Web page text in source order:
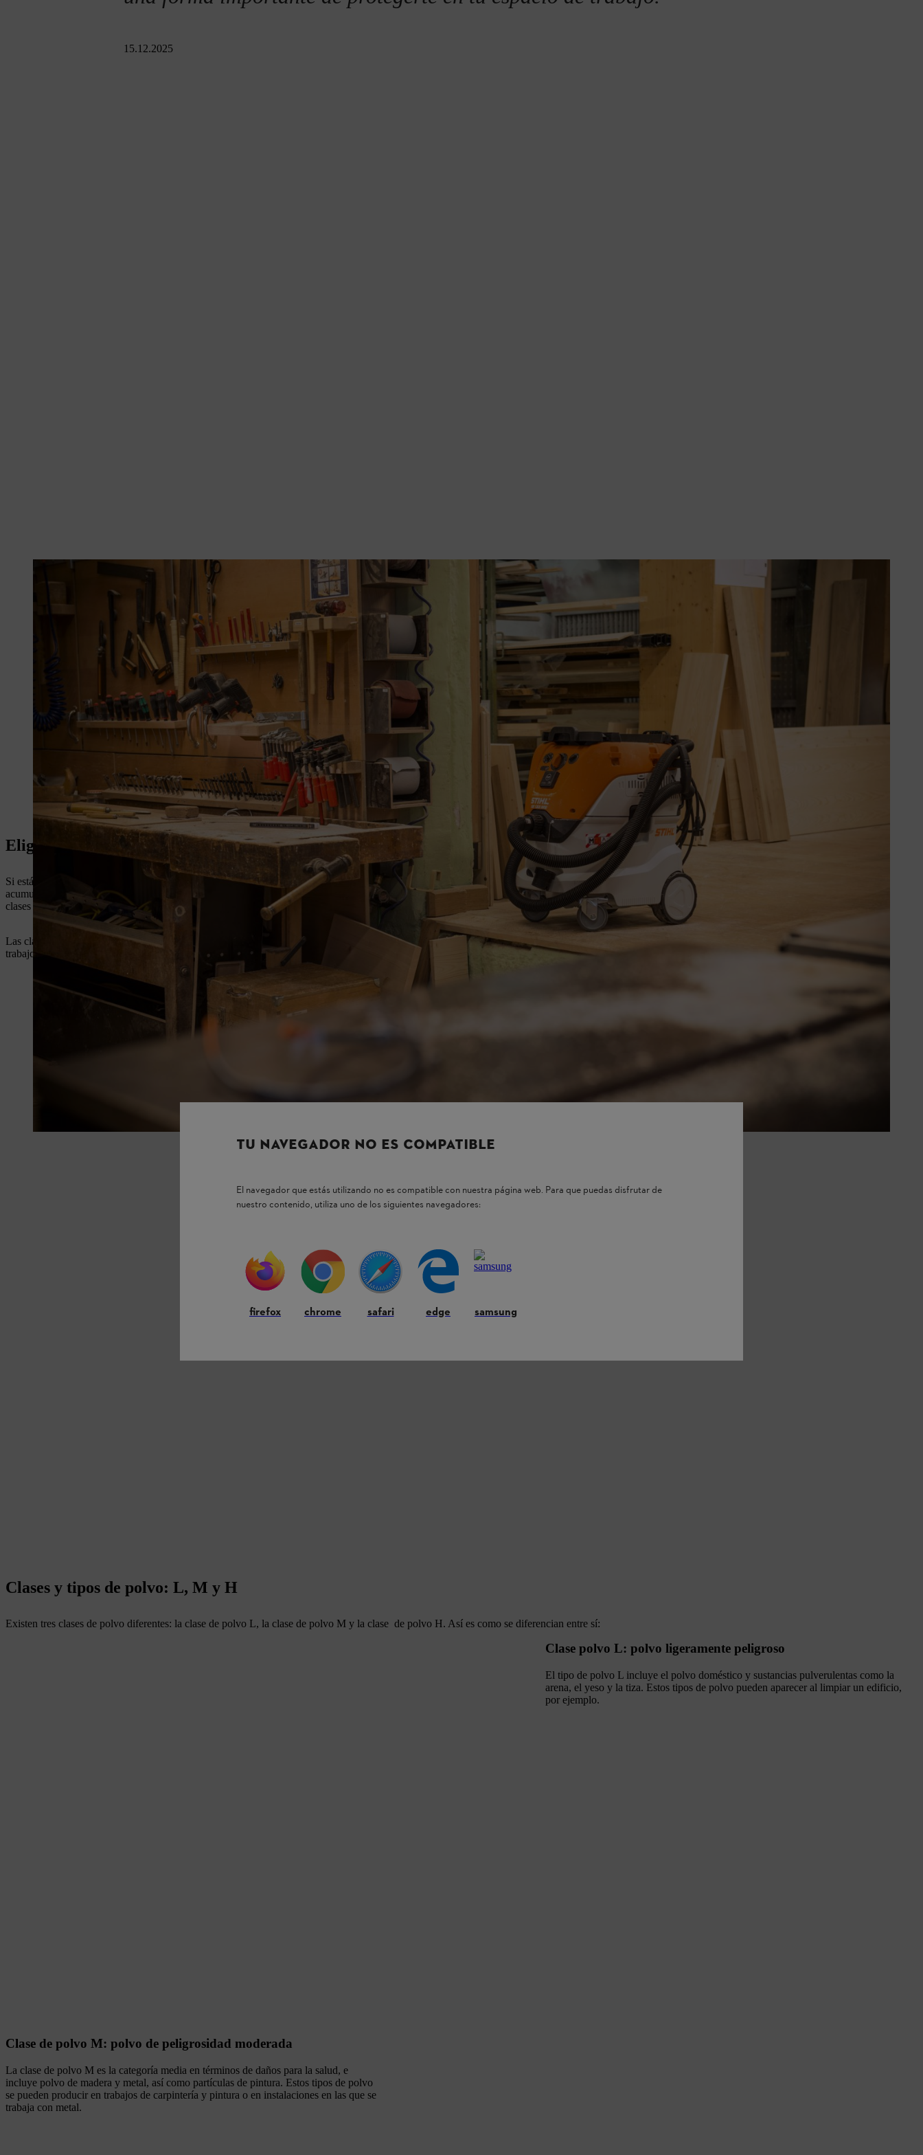
15.12.2025
Elige la clase de extracción de polvo adecuada para un entorno de trabajo más saludable
Si estás realizando trabajos de carpintería, la instalación de sistemas de calefacción u otros trabajos de renovación, generarás constantemente suciedad y polvo, que se
acumularán en tu lugar de trabajo. La composición de estos tipos de polvo varía, al igual que su inocuidad para las personas y el medioambiente. Por eso se han definido las
clases de polvo, para ayudarte a conocer los diferentes tipos de partículas de polvo y que puedas protegerte contra ellas de forma eficaz.
Las clases de polvo indican la peligrosidad de tipos de polvo específicos, lo que significa que pueden guiarte a la hora de elegir la
trabajo.
Clases y tipos de polvo: L, M y H
Existen tres clases de polvo diferentes: la clase de polvo L, la clase de polvo M y la clase de polvo H. Así es como se diferencian entre sí:
Clase polvo L: polvo ligeramente peligroso
El tipo de polvo L incluye el polvo doméstico y sustancias pulverulentas como la
arena, el yeso y la tiza. Estos tipos de polvo pueden aparecer al limpiar un edificio,
por ejemplo.
Clase de polvo M: polvo de peligrosidad moderada
La clase de polvo M es la categoría media en términos de daños para la salud, e
incluye polvo de madera y metal, así como partículas de pintura. Estos tipos de polvo
se pueden producir en trabajos de carpintería y pintura o en instalaciones en las que se
trabaja con metal.
TU NAVEGADOR NO ES COMPATIBLE
El navegador que estás utilizando no es compatible con nuestra página web. Para que puedas disfrutar de
nuestro contenido, utiliza uno de los siguientes navegadores:
firefox chrome safari edge samsung